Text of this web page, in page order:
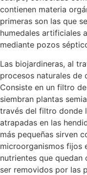
contienen materia
primeras son las que
humedales artificiales
mediante pozos
Las biojardineras, al
procesos naturales de
Consiste en un filtro
siembran plantas
través del filtro donde
atrapadas en las
más pequeñas sirven
microorganismos fijos
nutrientes que
ser removidos por las